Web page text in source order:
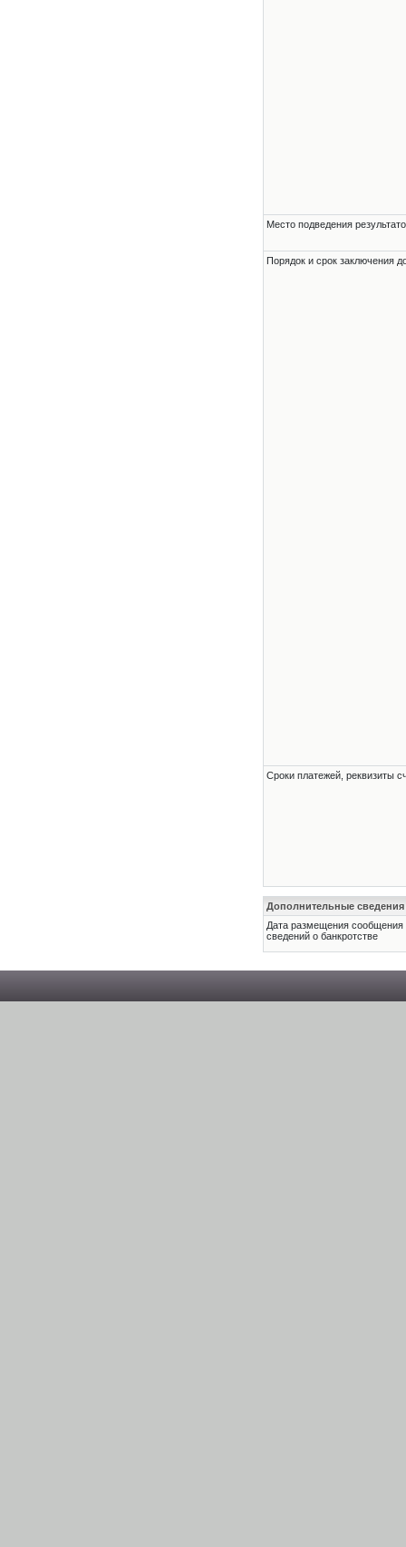
Место подведения
Порядок и срок заключения
Сроки платежей, реквизиты
Дополнительные сведения
Дата размещения
сведений о банкротстве